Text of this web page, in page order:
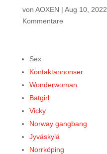
von AOXEN | Aug 10, 2022
Kommentare
Sex
Kontaktannonser
Wonderwoman
Batgirl
Vicky
Norway gangbang
Jyväskylä
Norrköping